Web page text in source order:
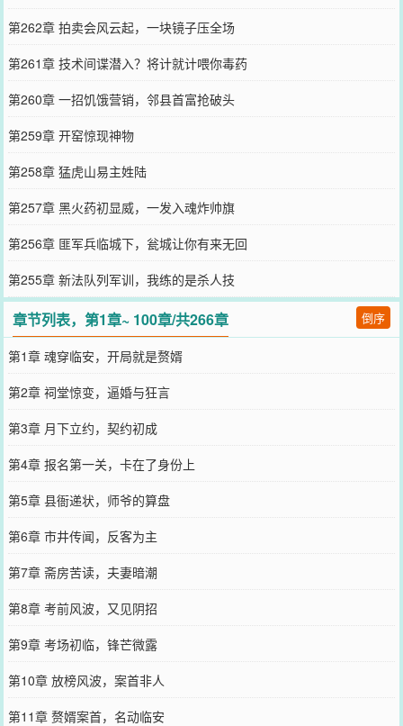
第262章 拍卖会风云起，一块镜子压全场
第261章 技术间谍潜入？将计就计喂你毒药
第260章 一招饥饿营销，邻县首富抢破头
第259章 开窑惊现神物
第258章 猛虎山易主姓陆
第257章 黑火药初显威，一发入魂炸帅旗
第256章 匪军兵临城下，瓮城让你有来无回
第255章 新法队列军训，我练的是杀人技
章节列表，第1章~ 100章/共266章 倒序
第1章 魂穿临安，开局就是赘婿
第2章 祠堂惊变，逼婚与狂言
第3章 月下立约，契约初成
第4章 报名第一关，卡在了身份上
第5章 县衙递状，师爷的算盘
第6章 市井传闻，反客为主
第7章 斋房苦读，夫妻暗潮
第8章 考前风波，又见阴招
第9章 考场初临，锋芒微露
第10章 放榜风波，案首非人
第11章 赘婿案首，名动临安